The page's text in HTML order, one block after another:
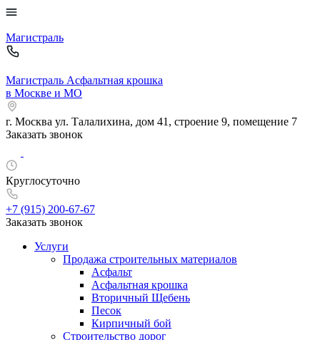
Магистраль
Магистраль Асфальтная крошка
в Москве и МО
г. Москва ул. Талалихина, дом 41, строение 9, помещение 7
Заказать звонок
Круглосуточно
+7 (915) 200-67-67
Заказать звонок
Услуги
Продажа строительных материалов
Асфальт
Асфальтная крошка
Вторичный Щебень
Песок
Кирпичный бой
Строительство дорог